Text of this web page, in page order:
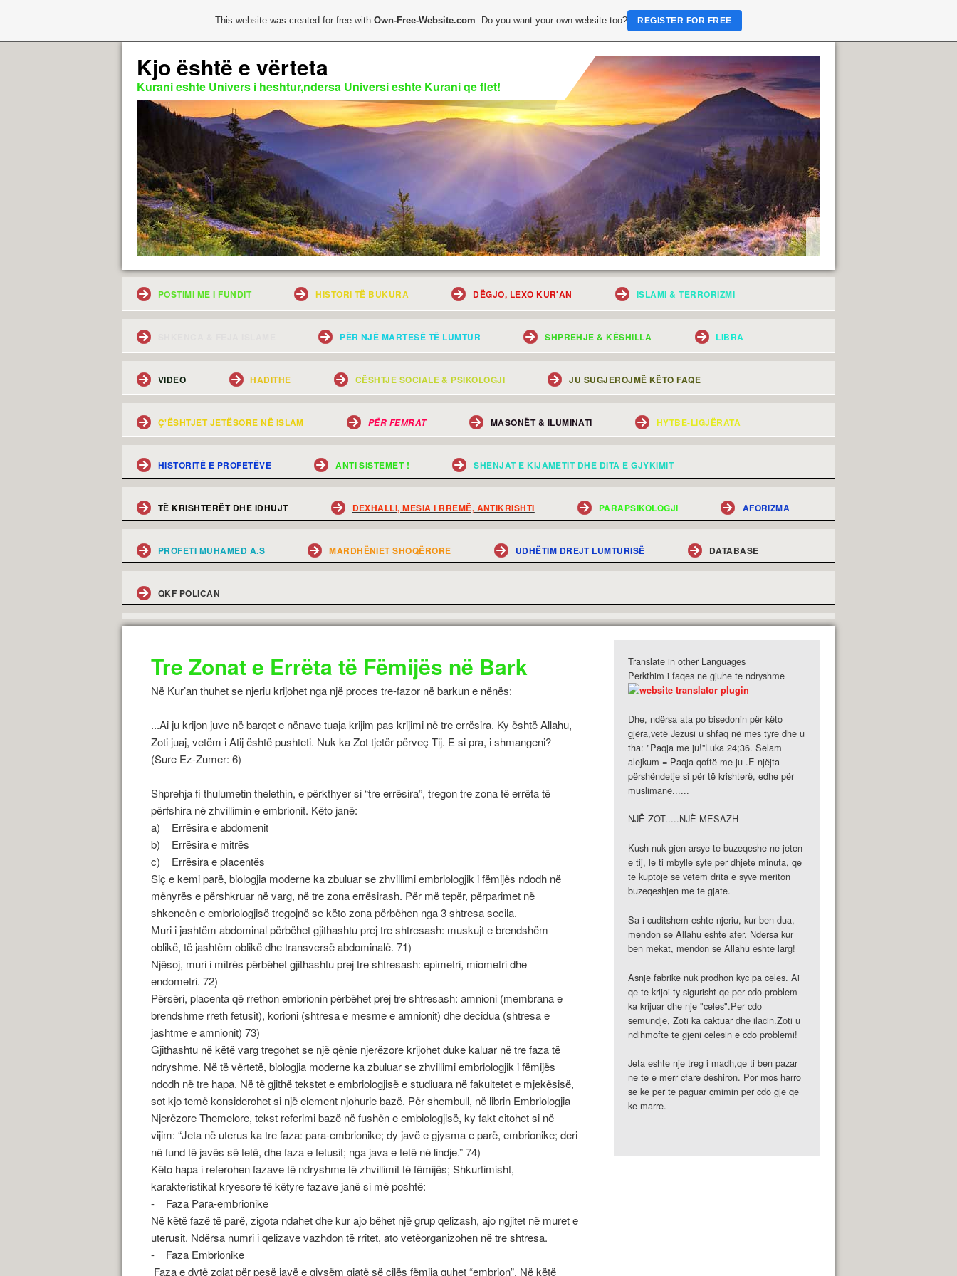
Kjo është e vërteta
Kurani eshte Univers i heshtur,ndersa Universi eshte Kurani qe flet!
POSTIMI ME I FUNDIT HISTORI TË BUKURA DËGJO, LEXO KUR'AN ISLAMI & TERRORIZMI
PËR NJË MARTESË TË LUMTUR SHPREHJE & KËSHILLA LIBRA
VIDEO HADITHE CËSHTJE SOCIALE & PSIKOLOGJI JU SUGJEROJMË KËTO FAQE
Ç'ËSHTJET JETËSORE NË ISLAM PËR FEMRAT MASONËT & ILUMINATI HYTBE-LIGJËRATA
HISTORITË E PROFETËVE ANTI SISTEMET ! SHENJAT E KIJAMETIT DHE DITA E GJYKIMIT
TË KRISHTERËT DHE IDHUJT DEXHALLI, MESIA I RREMË, ANTIKRISHTI PARAPSIKOLOGJI AFORIZMA
PROFETI MUHAMED A.S MARDHËNIET SHOQËRORE UDHËTIM DREJT LUMTURISË DATABASE
QKF POLICAN
Tre Zonat e Errëta të Fëmijës në Bark
Në Kur’an thuhet se njeriu krijohet nga një proces tre-fazor në barkun e nënës:
...Ai ju krijon juve në barqet e nënave tuaja krijim pas krijimi në tre errësira. Ky është Allahu,
Zoti juaj, vetëm i Atij është pushteti. Nuk ka Zot tjetër përveç Tij. E si pra, i shmangeni?
(Sure Ez-Zumer: 6)
Shprehja fi thulumetin thelethin, e përkthyer si “tre errësira”, tregon tre zona të errëta të
përfshira në zhvillimin e embrionit. Këto janë:
a) Errësira e abdomenit
b) Errësira e mitrës
c) Errësira e placentës
Siç e kemi parë, biologjia moderne ka zbuluar se zhvillimi embriologjik i fëmijës ndodh në
mënyrës e përshkruar në varg, në tre zona errësirash. Për më tepër, përparimet në
shkencën e embriologjisë tregojnë se këto zona përbëhen nga 3 shtresa secila.
Muri i jashtëm abdominal përbëhet gjithashtu prej tre shtresash: muskujt e brendshëm
oblikë, të jashtëm oblikë dhe transversë abdominalë. 71)
Njësoj, muri i mitrës përbëhet gjithashtu prej tre shtresash: epimetri, miometri dhe
endometri. 72)
Përsëri, placenta që rrethon embrionin përbëhet prej tre shtresash: amnioni (membrana e
brendshme rreth fetusit), korioni (shtresa e mesme e amnionit) dhe decidua (shtresa e
jashtme e amnionit) 73)
Gjithashtu në këtë varg tregohet se një qënie njerëzore krijohet duke kaluar në tre faza të
ndryshme. Në të vërtetë, biologjia moderne ka zbuluar se zhvillimi embriologjik i fëmijës
ndodh në tre hapa. Në të gjithë tekstet e embriologjisë e studiuara në fakultetet e mjekësisë,
sot kjo temë konsiderohet si një element njohurie bazë. Për shembull, në librin Embriologjia
Njerëzore Themelore, tekst referimi bazë në fushën e embiologjisë, ky fakt citohet si në
vijim: “Jeta në uterus ka tre faza: para-embrionike; dy javë e gjysma e parë, embrionike; deri
në fund të javës së tetë, dhe faza e fetusit; nga java e tetë në lindje.” 74)
Këto hapa i referohen fazave të ndryshme të zhvillimit të fëmijës; Shkurtimisht,
karakteristikat kryesore të këtyre fazave janë si më poshtë:
- Faza Para-embrionike
Në këtë fazë të parë, zigota ndahet dhe kur ajo bëhet një grup qelizash, ajo ngjitet në muret e
uterusit. Ndërsa numri i qelizave vazhdon të rritet, ato vetëorganizohen në tre shtresa.
- Faza Embrionike
Faza e dytë zgjat për pesë javë e gjysëm gjatë së cilës fëmija quhet “embrion”. Në këtë
Translate in other Languages
Perkthim i faqes ne gjuhe te ndryshme
Dhe, ndërsa ata po bisedonin për këto
gjëra,vetë Jezusi u shfaq në mes tyre dhe u
tha: "Paqja me ju!''Luka 24;36. Selam
alejkum = Paqja qoftë me ju .E njëjta
përshëndetje si për të krishterë, edhe për
muslimanë......
NJË ZOT.....NJË MESAZH
Kush nuk gjen arsye te buzeqeshe ne jeten
e tij, le ti mbylle syte per dhjete minuta, qe
te kuptoje se vetem drita e syve meriton
buzeqeshjen me te gjate.
Sa i cuditshem eshte njeriu, kur ben dua,
mendon se Allahu eshte afer. Ndersa kur
ben mekat, mendon se Allahu eshte larg!
Asnje fabrike nuk prodhon kyc pa celes. Ai
qe te krijoi ty sigurisht qe per cdo problem
ka krijuar dhe nje "celes".Per cdo
semundje, Zoti ka caktuar dhe ilacin.Zoti u
ndihmofte te gjeni celesin e cdo problemi!
Jeta eshte nje treg i madh,qe ti ben pazar
ne te e merr cfare deshiron. Por mos harro
se ke per te paguar cmimin per cdo gje qe
ke marre.
This website was created for free withOwn-Free-Website.com. Do you want your own website too? REGISTER FOR FREE